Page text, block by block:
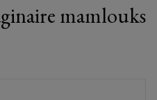
mamlouks